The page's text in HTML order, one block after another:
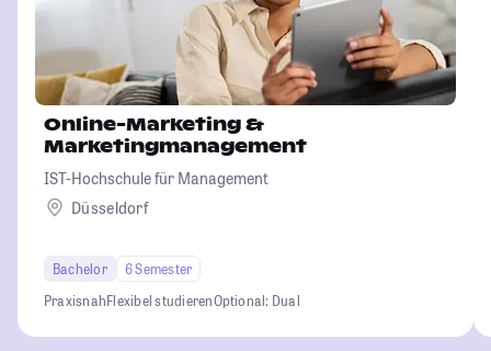
Online-Marketing &
Marketingmanagement
IST-Hochschule für Management
Düsseldorf
Bachelor
6 Semester
PraxisnahFlexibel studierenOptional: Dual